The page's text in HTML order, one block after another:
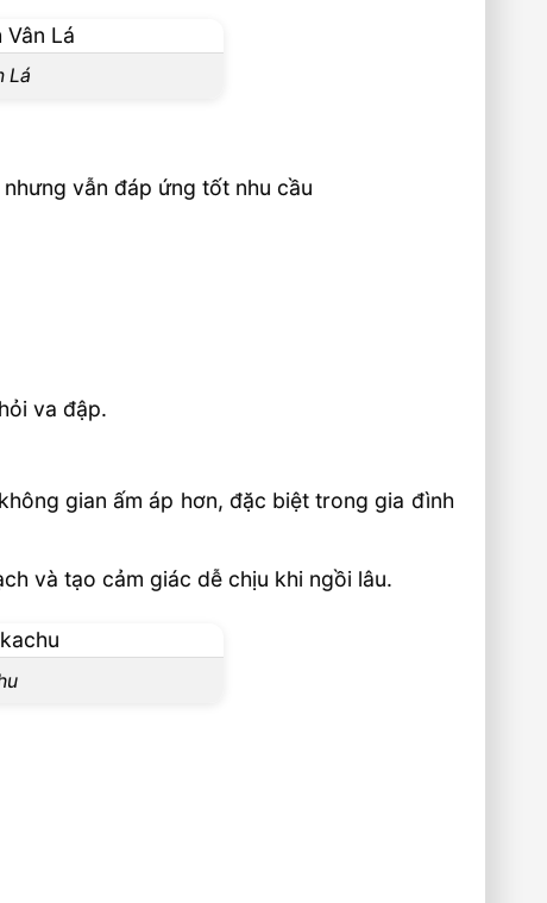
Lá
vẫn đáp ứng tốt nhu cầu
va đập.
gian ấm áp hơn, đặc biệt trong gia đình
và tạo cảm giác dễ chịu khi ngồi lâu.